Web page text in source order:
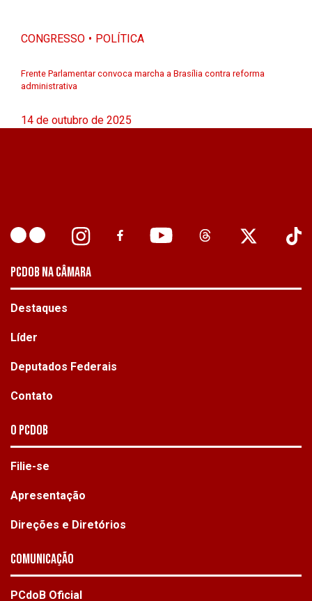
CONGRESSO POLÍTICA
Frente Parlamentar convoca marcha a Brasília contra reforma
administrativa
14 de outubro de 2025
PCDOB NA CÂMARA
Destaques
Líder
Deputados Federais
Contato
O PCdoB
Filie-se
Apresentação
Direções e Diretórios
Comunicação
PCdoB Oficial